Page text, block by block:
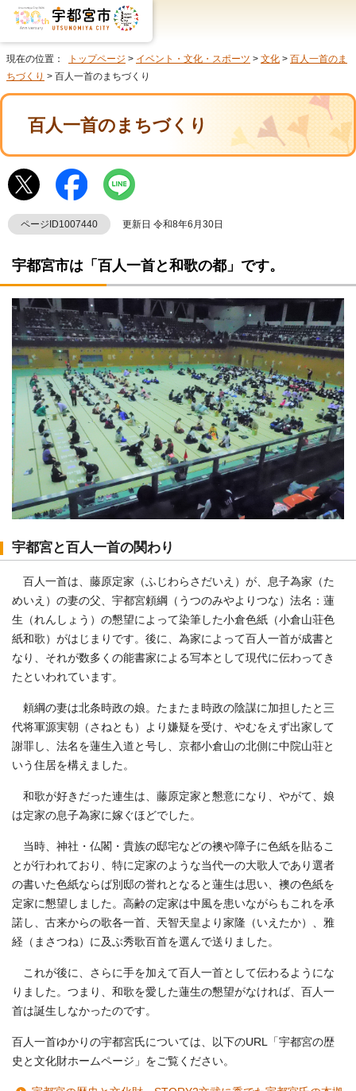
現在の位置： トップページ > イベント・文化・スポーツ > 文化 > 百人一首のま
ちづくり > 百人一首のまちづくり
百人一首のまちづくり
ページID1007440 更新日 令和8年6月30日
宇都宮市は「百人一首と和歌の都」です。
宇都宮と百人一首の関わり
百人一首は、藤原定家（ふじわらさだいえ）が、息子為家（た
めいえ）の妻の父、宇都宮頼綱（うつのみやよりつな）法名：蓮
生（れんしょう）の懇望によって染筆した小倉色紙（小倉山荘色
紙和歌）がはじまりです。後に、為家によって百人一首が成書と
なり、それが数多くの能書家による写本として現代に伝わってき
たといわれています。
頼綱の妻は北条時政の娘。たまたま時政の陰謀に加担したと三
代将軍源実朝（さねとも）より嫌疑を受け、やむをえず出家して
謝罪し、法名を蓮生入道と号し、京都小倉山の北側に中院山荘と
いう住居を構えました。
和歌が好きだった連生は、藤原定家と懇意になり、やがて、娘
は定家の息子為家に嫁ぐほどでした。
当時、神社・仏閣・貴族の邸宅などの襖や障子に色紙を貼るこ
とが行われており、特に定家のような当代一の大歌人であり選者
の書いた色紙ならば別邸の誉れとなると蓮生は思い、襖の色紙を
定家に懇望しました。高齢の定家は中風を患いながらもこれを承
諾し、古来からの歌各一首、天智天皇より家隆（いえたか）、雅
経（まさつね）に及ぶ秀歌百首を選んで送りました。
これが後に、さらに手を加えて百人一首として伝わるようにな
りました。つまり、和歌を愛した蓮生の懇望がなければ、百人一
首は誕生しなかったのです。
百人一首ゆかりの宇都宮氏については、以下のURL「宇都宮の歴
史と文化財ホームページ」をご覧ください。